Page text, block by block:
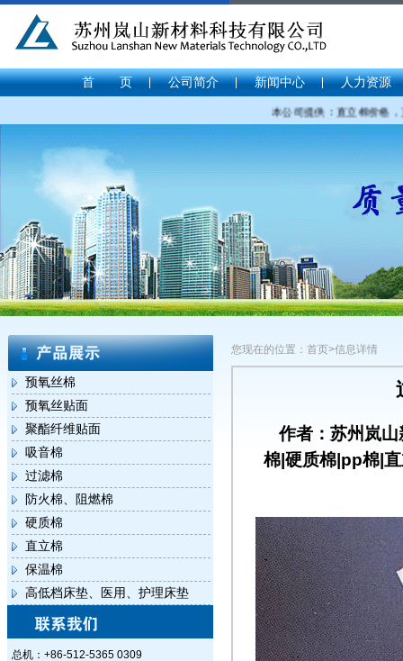
首 页 公司简介 新闻中心 人力资源
本公司提供：直立棉价格
预氧丝棉
预氧丝贴面
聚酯纤维贴面
吸音棉
过滤棉
防火棉、阻燃棉
硬质棉
直立棉
保温棉
高低档床垫、医用、护理床垫
总机：+86-512-5365 0309
您现在的位置：首页>信息详情
作者：苏州岚
棉|硬质棉|pp棉|